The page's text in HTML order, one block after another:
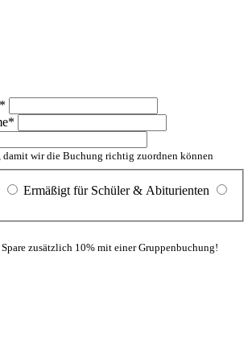
*
*
damit wir die Buchung richtig zuordnen können
Ermäßigt für Schüler & Abiturienten
Spare zusätzlich 10% mit einer Gruppenbuchung!